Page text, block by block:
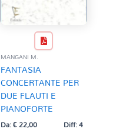
MANGANI M.
FANTASIA
CONCERTANTE PER
DUE FLAUTI E
PIANOFORTE
Da:€22,00 Diff: 4